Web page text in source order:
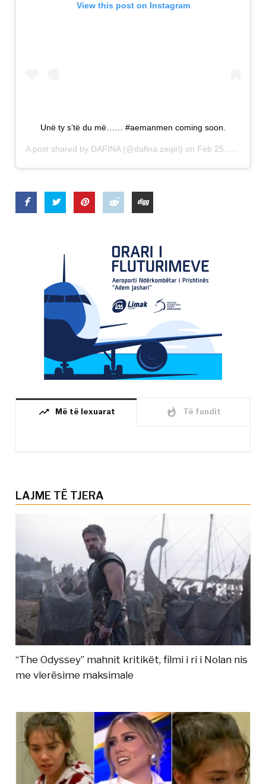
View this post on Instagram
Unë ty s’të du më…… #aemanmen coming soon.
A post shared by DAFINA(@dafina.zeqiri) on Feb 25, 2019 at 8:57am PST
trending_up Më të lexuarat whatshot Të fundit
LAJME TË TJERA
“The Odyssey” mahnit kritikët, filmi i ri i Nolan nis
me vlerësime maksimale